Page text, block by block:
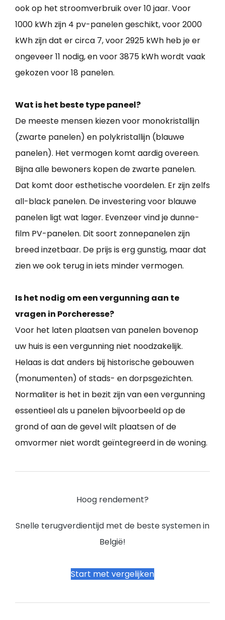
ook op het stroomverbruik over 10 jaar. Voor
1000 kWh zijn 4 pv-panelen geschikt, voor 2000
kWh zijn dat er circa 7, voor 2925 kWh heb je er
ongeveer 11 nodig, en voor 3875 kWh wordt vaak
gekozen voor 18 panelen.
Wat is het beste type paneel?
De meeste mensen kiezen voor monokristallijn
(zwarte panelen) en polykristallijn (blauwe
panelen). Het vermogen komt aardig overeen.
Bijna alle bewoners kopen de zwarte panelen.
Dat komt door esthetische voordelen. Er zijn zelfs
all-black panelen. De investering voor blauwe
panelen ligt wat lager. Evenzeer vind je dunne-
film PV-panelen. Dit soort zonnepanelen zijn
breed inzetbaar. De prijs is erg gunstig, maar dat
zien we ook terug in iets minder vermogen.
Is het nodig om een vergunning aan te
vragen in Porcheresse?
Voor het laten plaatsen van panelen bovenop
uw huis is een vergunning niet noodzakelijk.
Helaas is dat anders bij historische gebouwen
(monumenten) of stads- en dorpsgezichten.
Normaliter is het in bezit zijn van een vergunning
essentieel als u panelen bijvoorbeeld op de
grond of aan de gevel wilt plaatsen of de
omvormer niet wordt geïntegreerd in de woning.
Hoog rendement?
Snelle terugverdientijd met de beste systemen in
België!
Start met vergelijken